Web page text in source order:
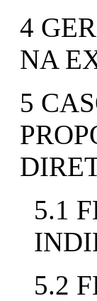
4
NA
5
5.1
5.2